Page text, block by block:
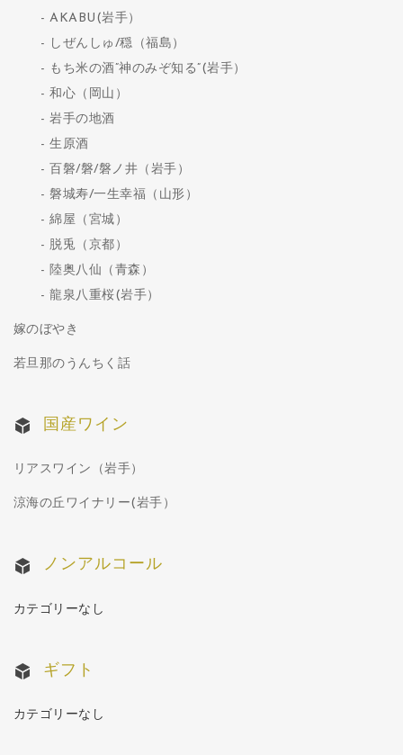
AKABU(岩手）
しぜんしゅ/穏（福島）
もち米の酒”神のみぞ知る”(岩手）
和心（岡山）
岩手の地酒
生原酒
百磐/磐/磐ノ井（岩手）
磐城寿/一生幸福（山形）
綿屋（宮城）
脱兎（京都）
陸奥八仙（青森）
龍泉八重桜(岩手）
嫁のぼやき
若旦那のうんちく話
国産ワイン
リアスワイン（岩手）
涼海の丘ワイナリー(岩手）
ノンアルコール
カテゴリーなし
ギフト
カテゴリーなし